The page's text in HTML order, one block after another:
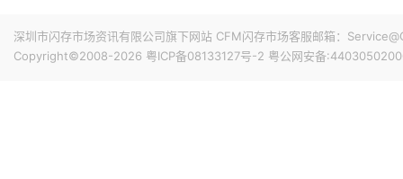
深圳市闪存市场资讯有限公司旗下网站 CFM闪存市场客服邮箱：
Copyright©2008-2026 粤ICP备08133127号-2 粤公网安备